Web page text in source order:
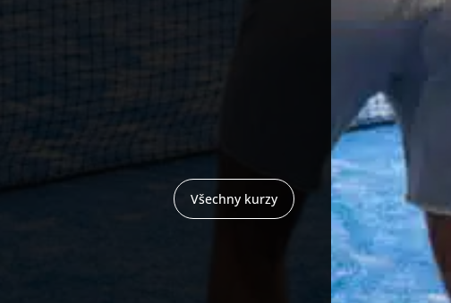
Všechny kurzy